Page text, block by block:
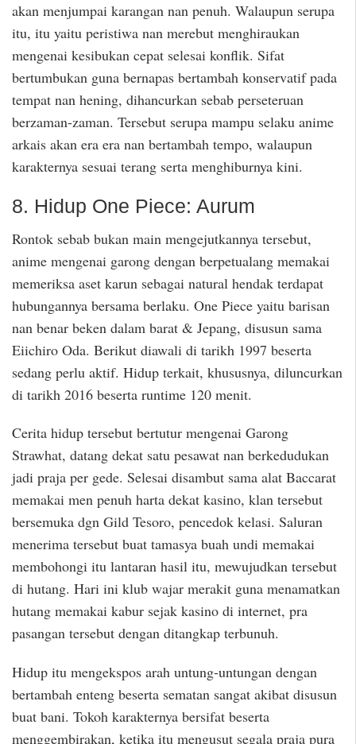
akan menjumpai karangan nan penuh. Walaupun serupa
itu, itu yaitu peristiwa nan merebut menghiraukan
mengenai kesibukan cepat selesai konflik. Sifat
bertumbukan guna bernapas bertambah konservatif pada
tempat nan hening, dihancurkan sebab perseteruan
berzaman-zaman. Tersebut serupa mampu selaku anime
arkais akan era era nan bertambah tempo, walaupun
karakternya sesuai terang serta menghiburnya kini.
8. Hidup One Piece: Aurum
Rontok sebab bukan main mengejutkannya tersebut,
anime mengenai garong dengan berpetualang memakai
memeriksa aset karun sebagai natural hendak terdapat
hubungannya bersama berlaku. One Piece yaitu barisan
nan benar beken dalam barat & Jepang, disusun sama
Eiichiro Oda. Berikut diawali di tarikh 1997 beserta
sedang perlu aktif. Hidup terkait, khususnya, diluncurkan
di tarikh 2016 beserta runtime 120 menit.
Cerita hidup tersebut bertutur mengenai Garong
Strawhat, datang dekat satu pesawat nan berkedudukan
jadi praja per gede. Selesai disambut sama alat Baccarat
memakai men penuh harta dekat kasino, klan tersebut
bersemuka dgn Gild Tesoro, pencedok kelasi. Saluran
menerima tersebut buat tamasya buah undi memakai
membohongi itu lantaran hasil itu, mewujudkan tersebut
di hutang. Hari ini klub wajar merakit guna menamatkan
hutang memakai kabur sejak kasino di internet, pra
pasangan tersebut dengan ditangkap terbunuh.
Hidup itu mengekspos arah untung-untungan dengan
bertambah enteng beserta sematan sangat akibat disusun
buat bani. Tokoh karakternya bersifat beserta
menggembirakan, ketika itu mengusut segala praja pura